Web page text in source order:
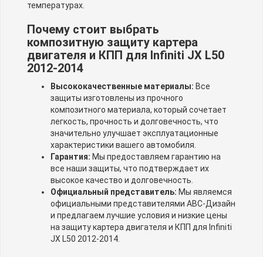
температурах.
Почему стоит выбрать
композитную защиту картера
двигателя и КПП для Infiniti JX L50
2012-2014
Высококачественные материалы: Все
защиты изготовлены из прочного
композитного материала, который сочетает
легкость, прочность и долговечность, что
значительно улучшает эксплуатационные
характеристики вашего автомобиля.
Гарантия: Мы предоставляем гарантию на
все наши защиты, что подтверждает их
высокое качество и долговечность.
Официальный представитель: Мы являемся
официальными представителями АВС-Дизайн
и предлагаем лучшие условия и низкие цены
на защиту картера двигателя и КПП для Infiniti
JX L50 2012-2014.